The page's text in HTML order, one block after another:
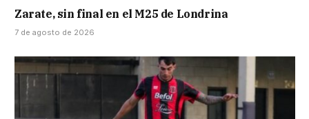
Zarate, sin final en el M25 de Londrina
7 de agosto de 2026